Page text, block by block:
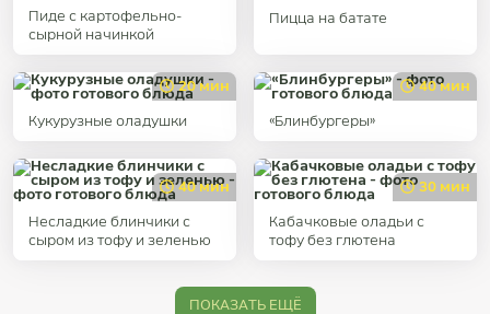
Пиде с картофельно-
сырной начинкой
Пицца на батате
20 мин
Кукурузные оладушки
40 мин
«Блинбургеры»
40 мин
Несладкие блинчики с
сыром из тофу и зеленью
30 мин
Кабачковые оладьи с
тофу без глютена
ПОКАЗАТЬ ЕЩЁ